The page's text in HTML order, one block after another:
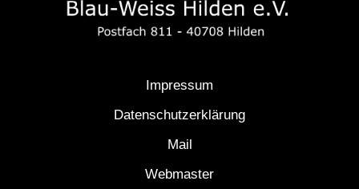
Impressum
Datenschutzerklärung
Mail
Webmaster